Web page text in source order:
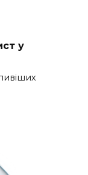
у